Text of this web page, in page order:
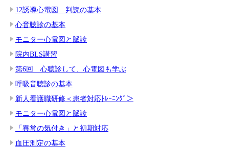
12誘導心電図 判読の基本
心音聴診の基本
モニター心電図と脈診
院内BLS講習
第6回 心聴診して、心電図も学ぶ
呼吸音聴診の基本
新人看護職研修＜患者対応ﾄﾚｰﾆﾝｸﾞ＞
モニター心電図と脈診
「異常の気付き」と初期対応
血圧測定の基本